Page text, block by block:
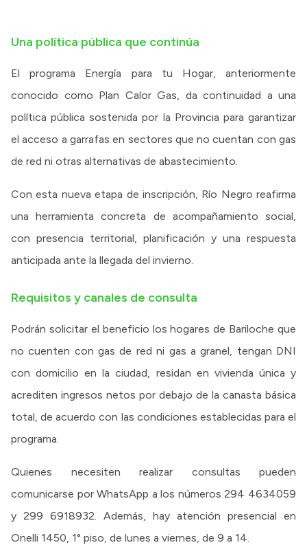
Una política pública que continúa
El programa Energía para tu Hogar, anteriormente
conocido como Plan Calor Gas, da continuidad a una
política pública sostenida por la Provincia para garantizar
el acceso a garrafas en sectores que no cuentan con gas
de red ni otras alternativas de abastecimiento.
Con esta nueva etapa de inscripción, Río Negro reafirma
una herramienta concreta de acompañamiento social,
con presencia territorial, planificación y una respuesta
anticipada ante la llegada del invierno.
Requisitos y canales de consulta
Podrán solicitar el beneficio los hogares de Bariloche que
no cuenten con gas de red ni gas a granel, tengan DNI
con domicilio en la ciudad, residan en vivienda única y
acrediten ingresos netos por debajo de la canasta básica
total, de acuerdo con las condiciones establecidas para el
programa.
Quienes necesiten realizar consultas pueden
comunicarse por WhatsApp a los números 294 4634059
y 299 6918932. Además, hay atención presencial en
Onelli 1450, 1° piso, de lunes a viernes, de 9 a 14.